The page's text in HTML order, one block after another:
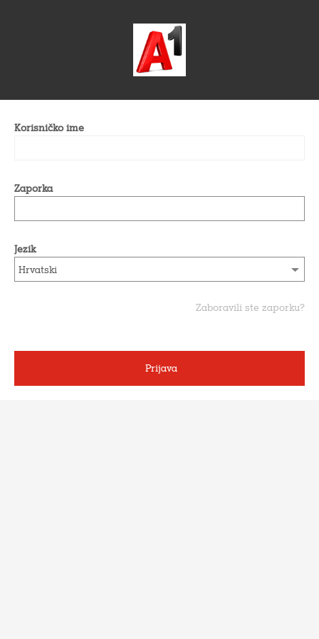
Korisničko ime
Zaporka
Jezik
Zaboravili ste zaporku?
Prijava